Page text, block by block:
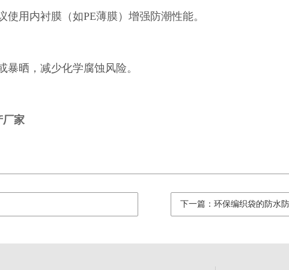
用内衬膜（如PE薄膜）增强防潮性能。
晒，减少化学腐蚀风险。
厂家
下一篇：环保编织袋的防水